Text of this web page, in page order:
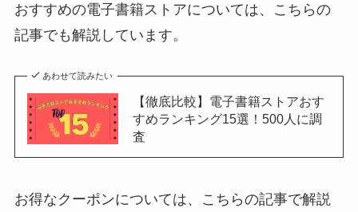
おすすめの電子書籍ストアについては、こちらの
記事でも解説しています。
あわせて読みたい
【徹底比較】電子書籍ストアおす
すめランキング15選！500人に調
査
お得なクーポンについては、こちらの記事で解説